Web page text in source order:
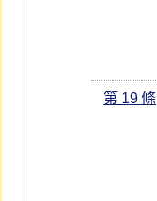
第 19 條